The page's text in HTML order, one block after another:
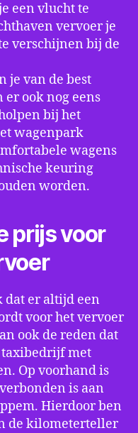
een vlucht te
vervoer je
verschijnen bij de
je van de best
ook nog eens
bij het
wagenpark
wagens
keuring
worden.
prijs voor
dat er altijd een
voor het vervoer
ook de reden dat
taxibedrijf met
Op voorhand is
is aan
Hierdoor ben
de kilometerteller